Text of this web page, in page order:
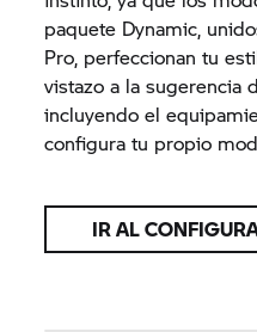
paquete Dynamic,
Pro, perfeccionan tu
vistazo a la sugerencia
incluyendo el
configura tu propio
IR AL